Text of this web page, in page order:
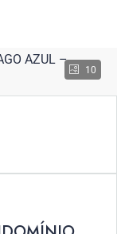
10